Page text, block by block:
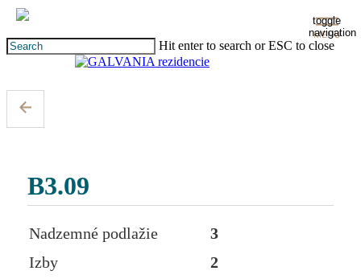
Skip
main
content
toggle
navigation
Hit enter to search or ESC to close
B3.09
Nadzemné podlažie
3
Izby
2